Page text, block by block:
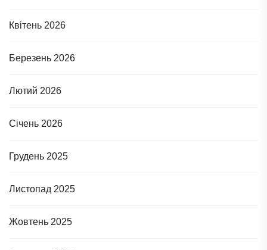
Квітень 2026
Березень 2026
Лютий 2026
Січень 2026
Грудень 2025
Листопад 2025
Жовтень 2025